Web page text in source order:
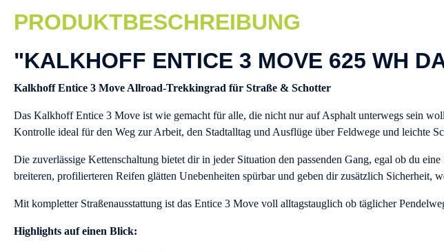
PRODUKTBESCHREIBUNG
"KALKHOFF ENTICE 3 MOVE 625 WH
Kalkhoff Entice 3 Move Allroad-Trekkingrad für Straße & Schotter
Das Kalkhoff Entice 3 Move ist wie gemacht für alle, die nicht nur auf Asphalt unterwegs sein
Kontrolle ideal für den Weg zur Arbeit, den Stadtalltag und Ausflüge über Feldwege und leichte
Die zuverlässige Kettenschaltung bietet dir in jeder Situation den passenden Gang, egal ob du
breiteren, profilierteren Reifen glätten Unebenheiten spürbar und geben dir zusätzlich Sicherheit,
Mit kompletter Straßenausstattung ist das Entice 3 Move voll alltagstauglich ob täglicher
Highlights auf einen Blick: